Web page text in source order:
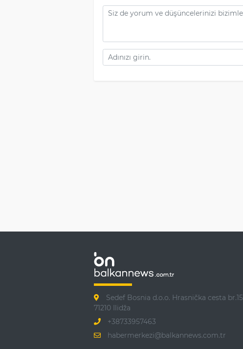
Sedef Bosnia d.o.o. Hrasnička cesta br.15
71210 Ilidža
+38733957463
habermerkezi@balkannews.com.tr